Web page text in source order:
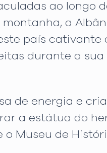
ao longo
a
país cativante
durante a sua
de energia e
a estátua do
Museu de